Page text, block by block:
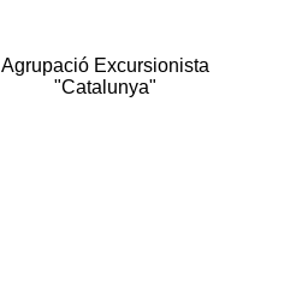
Agrupació Excursionista
"Catalunya"